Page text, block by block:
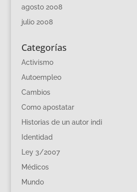
agosto 2008
julio 2008
Categorías
Activismo
Autoempleo
Cambios
Como apostatar
Historias de un autor indi
Identidad
Ley 3/2007
Médicos
Mundo